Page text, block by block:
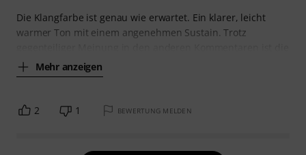
Die Klangfarbe ist genau wie erwartet. Ein klarer, leicht
warmer Ton mit einem angenehmen Sustain. Trotz
Mehr anzeigen
2 1 BEWERTUNG MELDEN